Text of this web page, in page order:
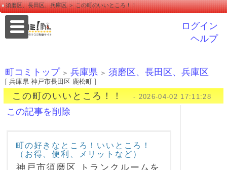
須磨区、長田区、兵庫区 ＞ この町のいいところ！！
ログイン
ヘルプ
町コミトップ ＞ 兵庫県 ＞ 須磨区、長田区、兵庫区
[ 兵庫県 神戸市長田区 鹿松町 ]
この町のいいところ！！ - 2026-04-02 17:11:28
この記事を削除
町の好きなところ！いいところ！
（お得、便利、メリットなど）
神戸市須磨区 トランクルームを